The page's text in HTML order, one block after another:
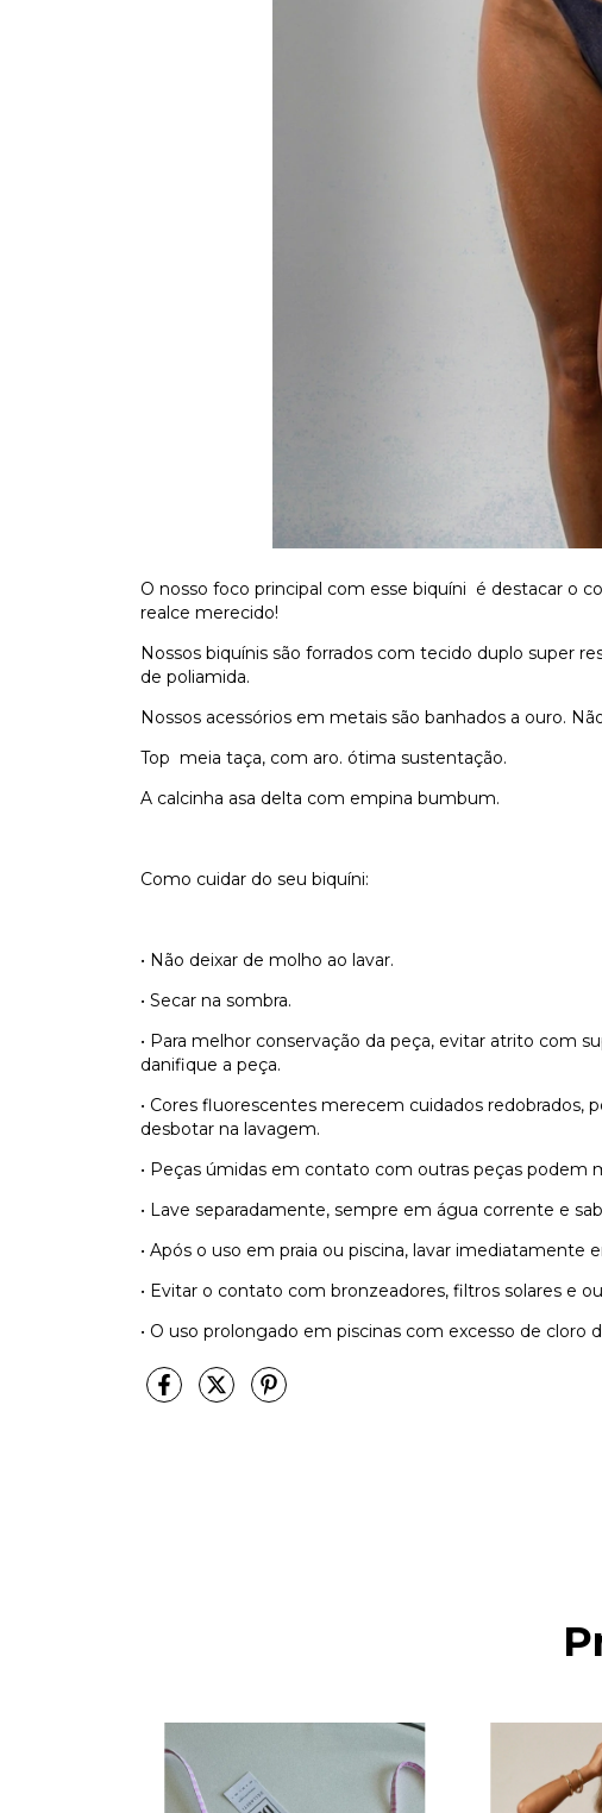
O nosso foco principal com esse biquíni é destacar o
realce merecido!
Nossos biquínis são forrados com tecido duplo super
de poliamida.
Nossos acessórios em metais são banhados a ouro.
Top meia taça, com aro. ótima sustentação.
A calcinha asa delta com empina bumbum.
Como cuidar do seu biquíni:
• Não deixar de molho ao lavar.
• Secar na sombra.
• Para melhor conservação da peça, evitar atrito com
danifique a peça.
• Cores fluorescentes merecem cuidados redobrados,
desbotar na lavagem.
• Peças úmidas em contato com outras peças podem
• Lave separadamente, sempre em água corrente e
• Após o uso em praia ou piscina, lavar imediatamente
• Evitar o contato com bronzeadores, filtros solares e
• O uso prolongado em piscinas com excesso de cloro